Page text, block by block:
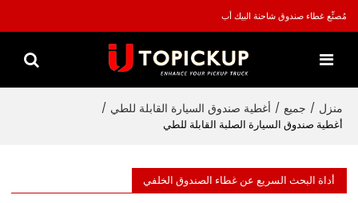
مُصنِّع غطاء صندوق شاحنة البيك أب
منزل / جميع / أغطية صندوق السيارة القابلة للطي /
أغطية صندوق السيارة الصلبة القابلة للطي
أداة البحث السريع عن غطاء الصندوق الخلفي